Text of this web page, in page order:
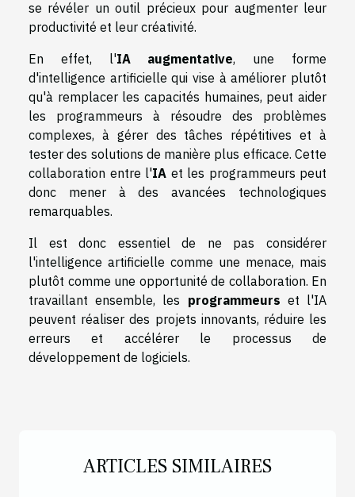
se révéler un outil précieux pour augmenter leur
productivité et leur créativité.
En effet, l'IA augmentative, une forme
d'intelligence artificielle qui vise à améliorer plutôt
qu'à remplacer les capacités humaines, peut aider
les programmeurs à résoudre des problèmes
complexes, à gérer des tâches répétitives et à
tester des solutions de manière plus efficace. Cette
collaboration entre l'IA et les programmeurs peut
donc mener à des avancées technologiques
remarquables.
Il est donc essentiel de ne pas considérer
l'intelligence artificielle comme une menace, mais
plutôt comme une opportunité de collaboration. En
travaillant ensemble, les programmeurs et l'IA
peuvent réaliser des projets innovants, réduire les
erreurs et accélérer le processus de
développement de logiciels.
ARTICLES SIMILAIRES